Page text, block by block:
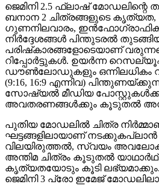
ജെമിനി 2.5 ഫ്‌ലാഷ് മോഡലിന്റെ
ബനാന 2 ചിത്രങ്ങളുടെ കൃത്യത,
ഗുണനിലവാരം,
നിര്‍ദ്ദേശങ്ങള്‍ പിന്തുടരല്‍
പരിഷ്‌കാരങ്ങളോടെയാണ്
റിപ്പോര്‍ട്ടുകള്‍. ഉയര്‍ന്ന
ഡൗണ്‍ലോഡുകളും ഒന്നിലധികം
(9:16, 16:9 എന്നിവ)
സോഷ്യല്‍ മീഡിയ
അവതരണങ്ങള്‍ക്കും കൂടുതല്‍
പുതിയ മോഡലില്‍ ചിത്ര
ഘട്ടങ്ങളിലായാണ്
വിലയിരുത്തല്‍, സ്വയം
അന്തിമ ചിത്രം കൂടുതല്‍
കൃത്യതയോടും കൂടി
ജെമിനി 3 പ്രോ ഇമേജ്